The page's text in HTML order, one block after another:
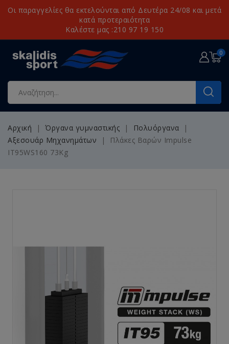
Οι παραγγελίες θα εκτελούνται από Δευτέρα 24/08 και μετά
κατά προτεραιότητα
Καλέστε μας :210 97 19 150
0
Αρχική Όργανα γυμναστικής
Πολυόργανα
Αξεσουάρ Μηχανημάτων
Πλάκες Βαρών Impulse
IT95WS160 73Kg